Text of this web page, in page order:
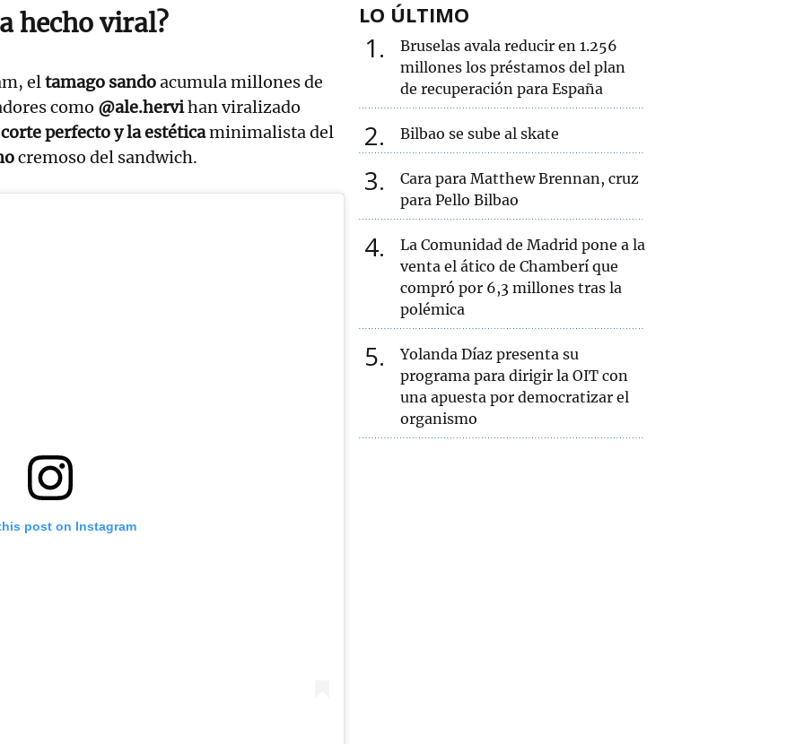
hecho viral?
eltamago sandoacumula millones de
como @ale.hervihan viralizado
perfecto y la estéticaminimalista del
cremoso del sandwich.
post on Instagram
LO ÚLTIMO
1
Bruselas avala reducir en 1.256
millones los préstamos del plan
de recuperación para España
2 Bilbao se sube al skate
3
Cara para Matthew Brennan, cruz
para Pello Bilbao
4
La Comunidad de Madrid pone a la
venta el ático de Chamberí que
compró por 6,3 millones tras la
polémica
5
Yolanda Díaz presenta su
programa para dirigir la OIT con
una apuesta por democratizar el
organismo